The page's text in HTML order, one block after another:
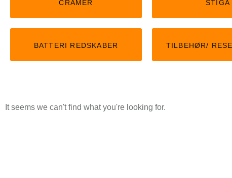
KLIK HER
CRAMER STIGA
BATTERI REDSKABER TILBEHØR/
It seems we can't find what you're looking for.